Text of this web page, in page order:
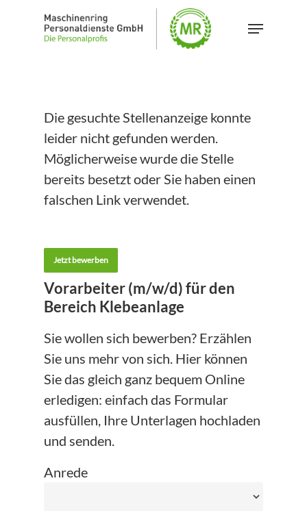
Menu
Die gesuchte Stellenanzeige konnte
leider nicht gefunden werden.
Möglicherweise wurde die Stelle
bereits besetzt oder Sie haben einen
falschen Link verwendet.
Jetzt bewerben
Vorarbeiter (m/w/d) für den
Bereich Klebeanlage
Sie wollen sich bewerben? Erzählen
Sie uns mehr von sich. Hier können
Sie das gleich ganz bequem Online
erledigen: einfach das Formular
ausfüllen, Ihre Unterlagen hochladen
und senden.
Anrede